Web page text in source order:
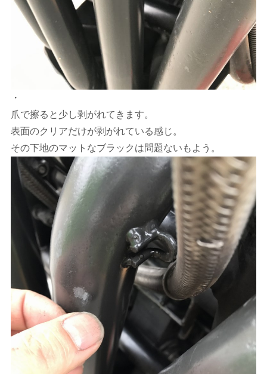
・
爪で擦ると少し剥がれてきます。
表面のクリアだけが剥がれている感じ。
その下地のマットなブラックは問題ないもよう。